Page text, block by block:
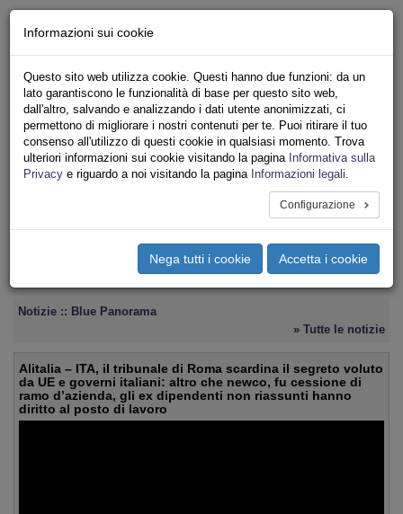
Iscriviti
Ricerca
Area Stampa
Privacy
TRASPORTI
navigation
Toggle
Notizie :: Blue Panorama
» Tutte le notizie
Alitalia – ITA, il tribunale di Roma scardina il segreto voluto
da UE e governi italiani: altro che newco, fu cessione di
ramo d’azienda, gli ex dipendenti non riassunti hanno
diritto al posto di lavoro
Informazioni sui cookie
Questo sito web utilizza cookie. Questi hanno due funzioni: da un
lato garantiscono le funzionalità di base per questo sito web,
dall'altro, salvando e analizzando i dati utente anonimizzati, ci
permettono di migliorare i nostri contenuti per te. Puoi ritirare il tuo
consenso all'utilizzo di questi cookie in qualsiasi momento. Trova
ulteriori informazioni sui cookie visitando la pagina Informativa sulla
Privacy e riguardo a noi visitando la pagina Informazioni legali.
Configurazione
Nega tutti i cookie Accetta i cookie